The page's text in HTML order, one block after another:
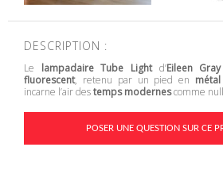
DESCRIPTION :
Le lampadaire Tube Lightd’Eileen Gray
fluorescent, retenu par un pied en
incarne l’air destemps modernescomme
POSER UNE QUESTION SUR CE